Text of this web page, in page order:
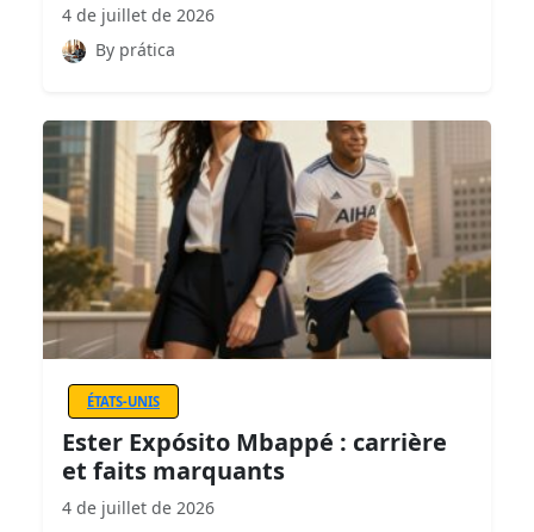
4 de juillet de 2026
By prática
ÉTATS-UNIS
Ester Expósito Mbappé : carrière
et faits marquants
4 de juillet de 2026